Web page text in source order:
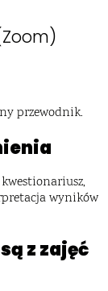
przewodnik.
wyników
z zajęć